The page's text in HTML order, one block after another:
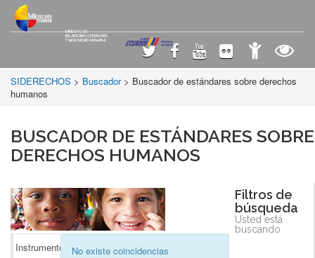
SIDERECHOS > Buscador > Buscador de estándares sobre derechos
humanos
BUSCADOR DE ESTÁNDARES SOBRE
DERECHOS HUMANOS
Instrumentos Internacionales(0)
No existe coincidencias
Filtros de
búsqueda
Usted está
buscando